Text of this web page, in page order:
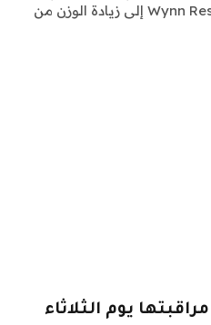
Morgan Stanley بترقية Wynn Resorts إلى زيادة الوزن من
يوم الثلاثاء